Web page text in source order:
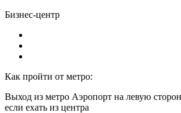
Бизнес-центр
Как пройти от метро:
Выход из метро Аэропорт на левую
если ехать из центра